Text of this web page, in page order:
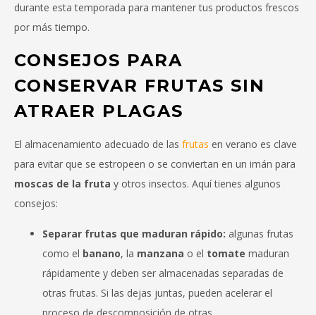
durante esta temporada para mantener tus productos frescos
por más tiempo.
CONSEJOS PARA
CONSERVAR FRUTAS SIN
ATRAER PLAGAS
El almacenamiento adecuado de las frutas en verano es clave
para evitar que se estropeen o se conviertan en un imán para
moscas de la fruta y otros insectos. Aquí tienes algunos
consejos:
Separar frutas que maduran rápido: algunas frutas
como el banano, la manzana o el tomate maduran
rápidamente y deben ser almacenadas separadas de
otras frutas. Si las dejas juntas, pueden acelerar el